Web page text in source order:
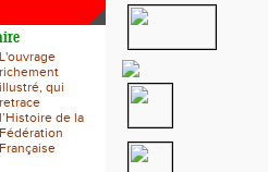
L'ouvrage
richement
illustré, qui
retrace
l’Histoire de la
Fédération
Française